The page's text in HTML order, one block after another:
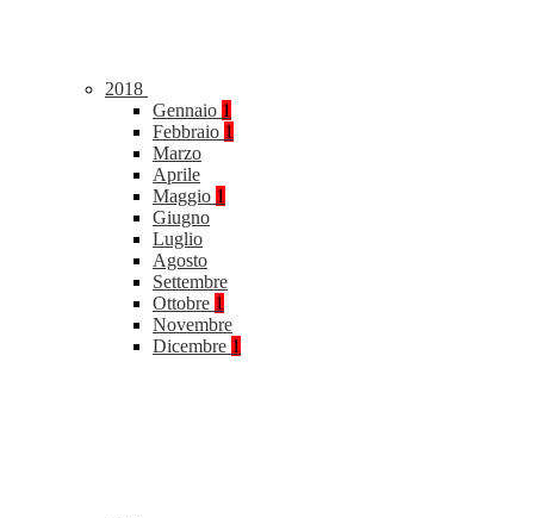
2018
Gennaio 1
Febbraio 1
Marzo
Aprile
Maggio 1
Giugno
Luglio
Agosto
Settembre
Ottobre 1
Novembre
Dicembre 1